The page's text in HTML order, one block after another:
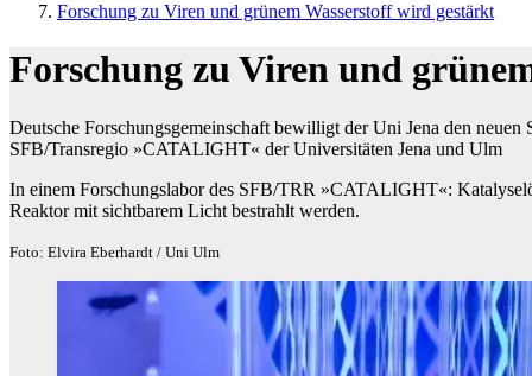
Forschung zu Viren und grünem Wasserstoff wird gestärkt
Forschung zu Viren und
Deutsche Forschungsgemeinschaft bewilligt der Uni Jena den
SFB/Transregio »CATALIGHT« der Universitäten Jena und Ulm
In einem Forschungslabor des SFB/TRR »CATALIGHT«:
Reaktor mit sichtbarem Licht bestrahlt werden.
Foto: Elvira Eberhardt / Uni Ulm